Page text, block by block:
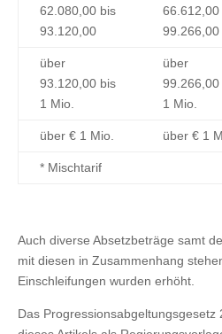
62.080,00 bis
93.120,00
66.612,00
99.266,00
über
93.120,00 bis
1 Mio.
über
99.266,00
1 Mio.
über € 1 Mio. über € 1
* Mischtarif
Auch diverse Absetzbeträge samt
mit diesen in Zusammenhang
Einschleifungen wurden erhöht.
Das Progressionsabgeltungsgesetz